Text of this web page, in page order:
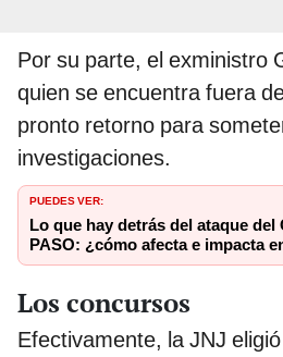
Por su parte, el exministro
quien se encuentra fuera
pronto retorno para
investigaciones.
PUEDES VER:
Lo que hay detrás del ataque del
PASO: ¿cómo afecta e impacta
Los concursos
Efectivamente, la JNJ